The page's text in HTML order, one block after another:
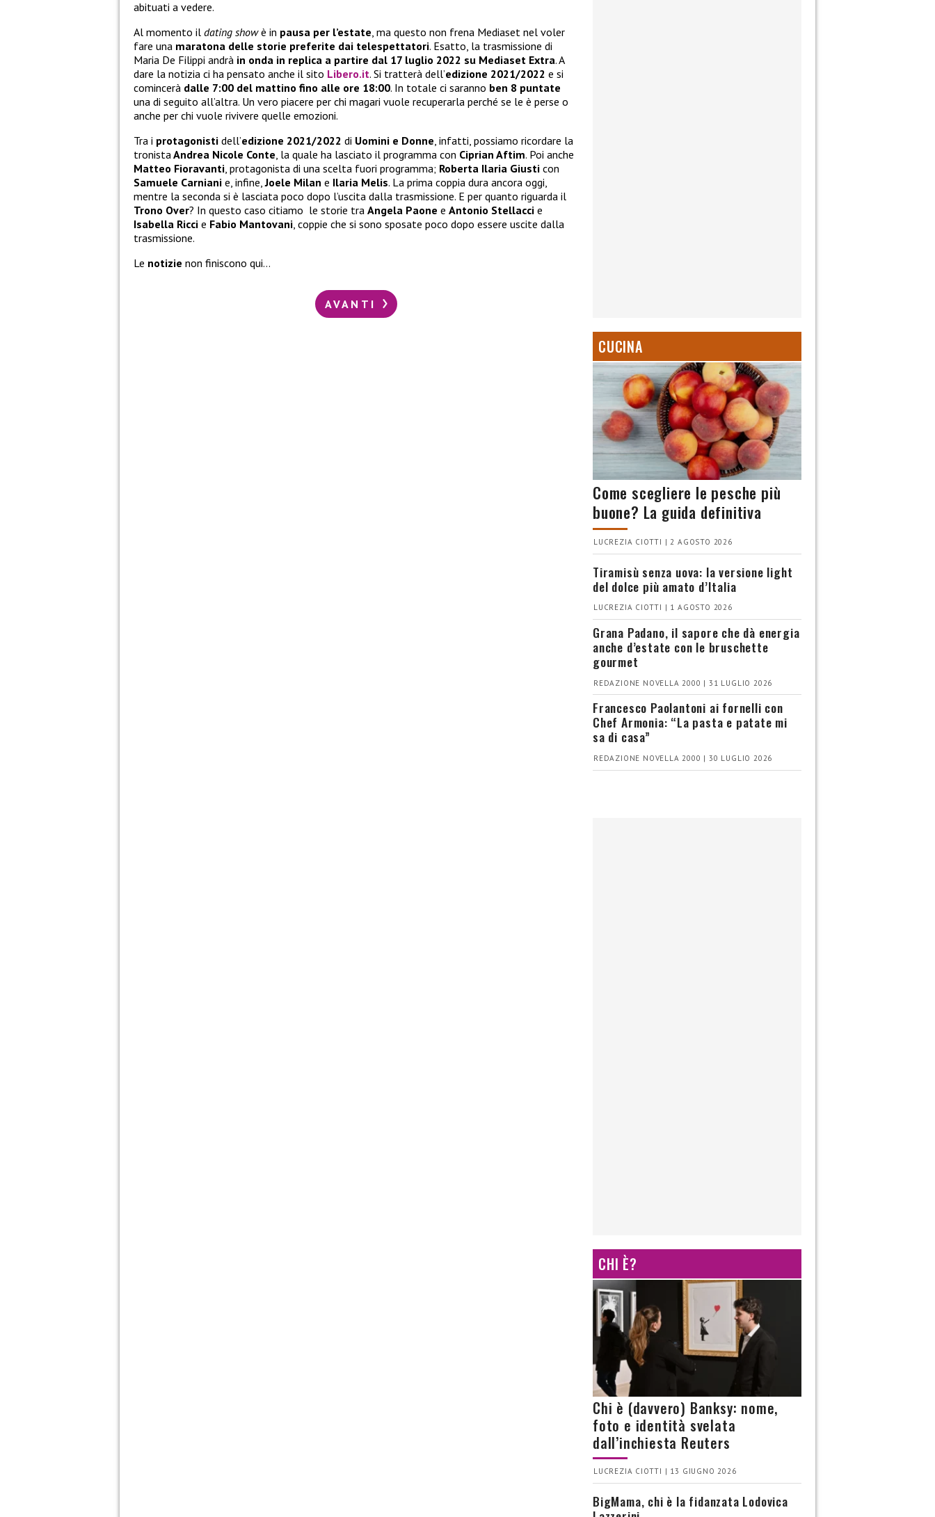
abituati a vedere.
Al momento il dating showè in pausa per l’estate, ma questo non frena Mediaset nel voler
fare una maratona delle storie preferite dai telespettatori. Esatto, la trasmissione di
Maria De Filippi andrà in onda in replica a partire dal 17 luglio 2022 su Mediaset Extra. A
dare la notizia ci ha pensato anche il sito Libero.it. Si tratterà dell’edizione 2021/2022 e si
comincerà dalle 7:00 del mattino fino alle ore 18:00. In totale ci saranno ben 8 puntate
una di seguito all’altra. Un vero piacere per chi magari vuole recuperarla perché se le è perse o
anche per chi vuole rivivere quelle emozioni.
Tra i protagonisti dell’edizione 2021/2022 di Uomini e Donne, infatti, possiamo ricordare la
tronistaAndrea Nicole Conte, la quale ha lasciato il programma con Ciprian Aftim. Poi anche
Matteo Fioravanti, protagonista di una scelta fuori programma; Roberta Ilaria Giusti con
Samuele Carniani e, infine,Joele Milan e Ilaria Melis. La prima coppia dura ancora oggi,
mentre la seconda si è lasciata poco dopo l’uscita dalla trasmissione. E per quanto riguarda il
Trono Over? In questo caso citiamo le storie tra Angela Paone e Antonio Stellacci e
Isabella Ricci e Fabio Mantovani, coppie che si sono sposate poco dopo essere uscite dalla
trasmissione.
Le notizie non finiscono qui…
AVANTI
CUCINA
Come scegliere le pesche più
buone? La guida definitiva
LUCREZIA CIOTTI | 2 AGOSTO 2026
Tiramisù senza uova: la versione light
del dolce più amato d’Italia
LUCREZIA CIOTTI | 1 AGOSTO 2026
Grana Padano, il sapore che dà energia
anche d’estate con le bruschette
gourmet
REDAZIONE NOVELLA 2000 | 31 LUGLIO 2026
Francesco Paolantoni ai fornelli con
Chef Armonia: “La pasta e patate mi
sa di casa”
REDAZIONE NOVELLA 2000 | 30 LUGLIO 2026
CHI È?
Chi è (davvero) Banksy: nome,
foto e identità svelata
dall’inchiesta Reuters
LUCREZIA CIOTTI | 13 GIUGNO 2026
BigMama, chi è la fidanzata Lodovica